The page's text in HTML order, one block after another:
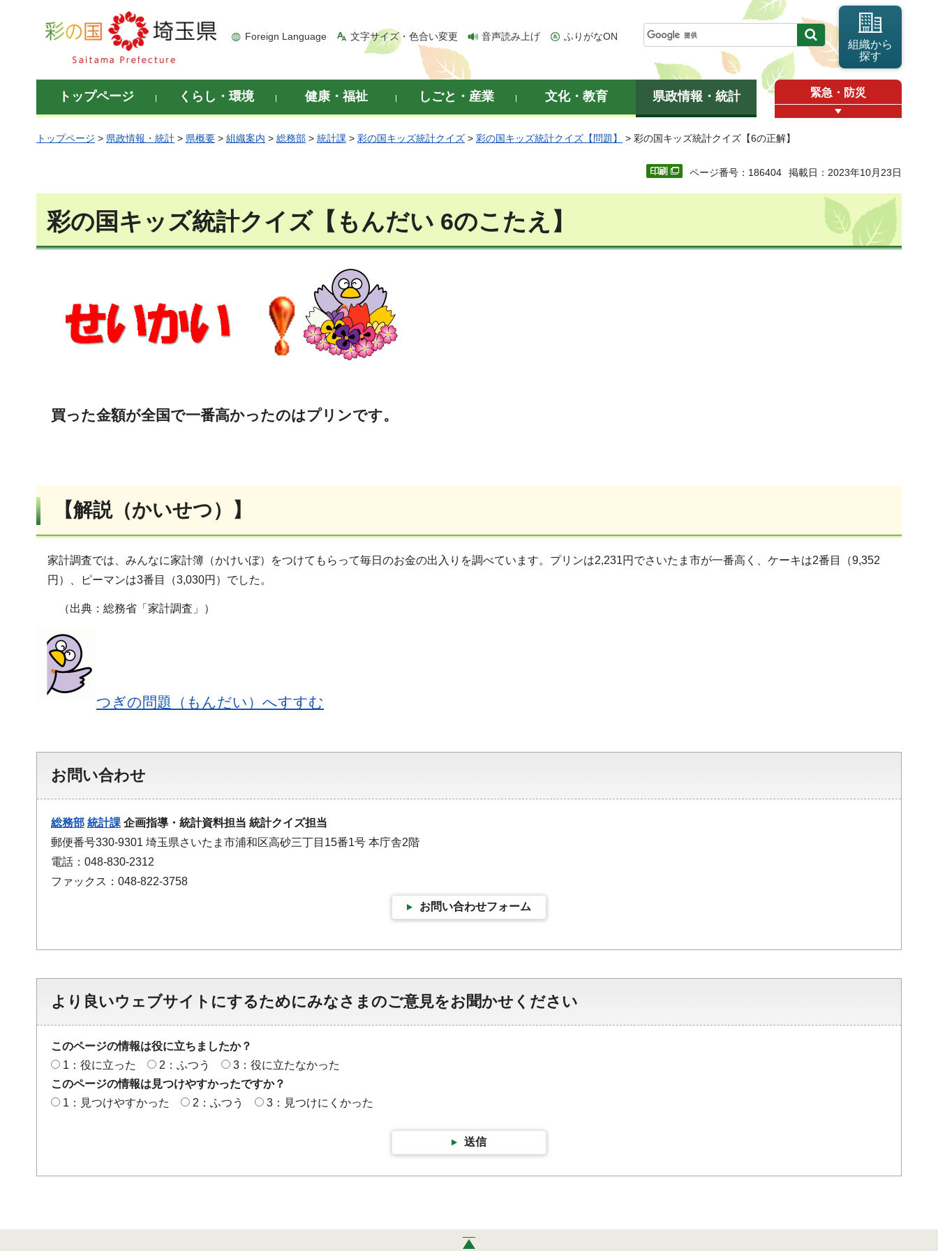
彩の国 埼玉県
Foreign Language 文字サイズ・色合い変更 音声読み上げ ふりがなON
組織から
探す
トップページ くらし・環境 健康・福祉 しごと・産業 文化・教育 県政情報・統計 緊急・防災
トップページ > 県政情報・統計 > 県概要 > 組織案内 > 総務部 > 統計課 > 彩の国キッズ統計クイズ > 彩の国キッズ統計クイズ【問題】 > 彩の国キッズ統計クイズ【6の正解】
ページ番号：186404 掲載日：2023年10月23日
彩の国キッズ統計クイズ【もんだい 6のこたえ】
買った金額が全国で一番高かったのはプリンです。
【解説（かいせつ）】
家計調査では、みんなに家計簿（かけいぼ）をつけてもらって毎日のお金の出入りを調べています。プリンは2,231円でさいたま市が一番高く、ケーキは2番目（9,352
円）、ピーマンは3番目（3,030円）でした。
（出典：総務省「家計調査」）
つぎの問題（もんだい）へすすむ
お問い合わせ
総務部 統計課 企画指導・統計資料担当 統計クイズ担当
郵便番号330-9301 埼玉県さいたま市浦和区高砂三丁目15番1号 本庁舎2階
電話：048-830-2312
ファックス：048-822-3758
お問い合わせフォーム
より良いウェブサイトにするためにみなさまのご意見をお聞かせください
このページの情報は役に立ちましたか？
1：役に立った
2：ふつう
3：役に立たなかった
このページの情報は見つけやすかったですか？
1：見つけやすかった
2：ふつう 3：見つけにくかった
送信